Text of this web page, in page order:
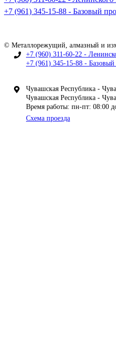
+7 (961) 345-15-88 - Базовый
© Металлорежущий, алмазный и
+7 (960) 311-60-22 -
+7 (961) 345-15-88 -
Чувашская Республика -
Чувашская Республика -
Время работы: пн-пт: 08:00
Схема проезда